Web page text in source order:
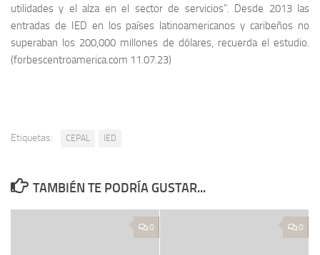
utilidades y el alza en el sector de servicios”. Desde 2013 las
entradas de IED en los países latinoamericanos y caribeños no
superaban los 200,000 millones de dólares, recuerda el estudio.
(forbescentroamerica.com 11.07.23)
Etiquetas: CEPAL IED
TAMBIÉN TE PODRÍA GUSTAR...
0 0